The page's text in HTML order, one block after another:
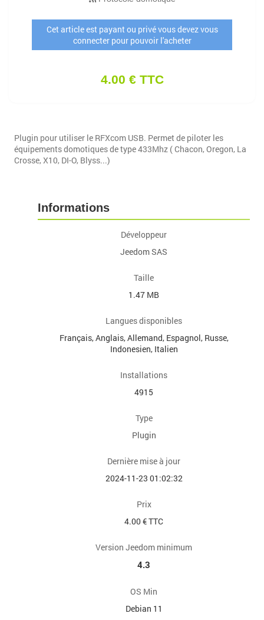
Cet article est payant ou privé vous devez vous
connecter pour pouvoir l'acheter
4.00 € TTC
Plugin pour utiliser le RFXcom USB. Permet de piloter les
équipements domotiques de type 433Mhz ( Chacon, Oregon, La
Crosse, X10, DI-O, Blyss...)
Informations
Développeur
Jeedom SAS
Taille
1.47 MB
Langues disponibles
Français, Anglais, Allemand, Espagnol, Russe,
Indonesien, Italien
Installations
4915
Type
Plugin
Dernière mise à jour
2024-11-23 01:02:32
Prix
4.00 € TTC
Version Jeedom minimum
4.3
OS Min
Debian 11